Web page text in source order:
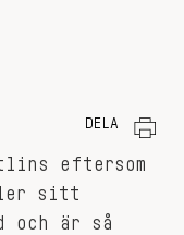
DELA
eftersom
sitt
och är så